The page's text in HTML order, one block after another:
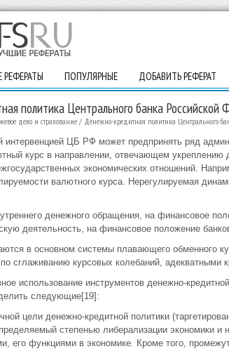
ПОПУЛЯРНЫЕ ДОБАВИТЬ РЕФЕРАТ
политика Центрального банка Российской
дело и страхование/ Денежно-кредитная политика Центрального
интервенцией ЦБ РФ может предпринять ряд
курс в направлении, отвечающем
экономических отношений.
валютного курса. Нерегулируемая
денежного обращения, на финансовое
деятельность, на финансовое положение
в основном системы плавающего обменного
сглаживанию курсовых колебаний, адекватными
использование инструментов денежно-
следующие[19]:
цели денежно-кредитной политики
степенью либерализации экономики и
его функциями в экономике. Кроме того,